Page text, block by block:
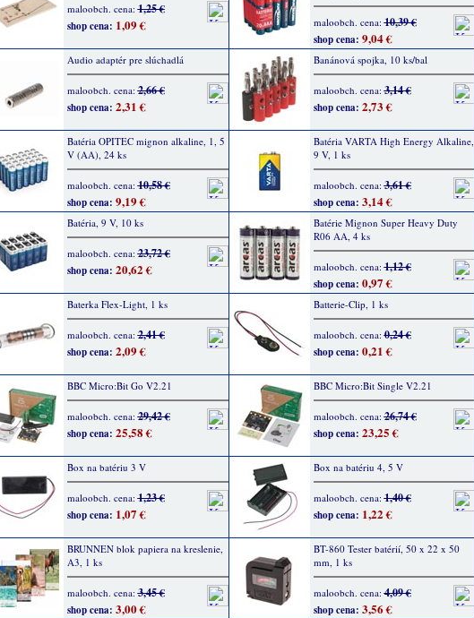
maloobch. cena:1,25 €
shop cena: 1,09 € maloobch. cena:10,39 €
shop cena: 9,04 €
Audio adaptér pre slúchadlá
maloobch. cena:2,66 €
shop cena: 2,31 €
Banánová spojka, 10 ks/bal
maloobch. cena:3,14 €
shop cena: 2,73 €
Batéria OPITEC mignon alkaline, 1, 5
V (AA), 24 ks
maloobch. cena:10,58 €
shop cena: 9,19 €
Batéria VARTA High Energy Alkaline,
9 V, 1 ks
maloobch. cena:3,61 €
shop cena: 3,14 €
Batéria, 9 V, 10 ks
maloobch. cena:23,72 €
shop cena: 20,62 €
Batérie Mignon Super Heavy Duty
R06 AA, 4 ks
maloobch. cena:1,12 €
shop cena: 0,97 €
Baterka Flex-Light, 1 ks
maloobch. cena:2,41 €
shop cena: 2,09 €
Batterie-Clip, 1 ks
maloobch. cena:0,24 €
shop cena: 0,21 €
BBC Micro:Bit Go V2.21
maloobch. cena:29,42 €
shop cena: 25,58 €
BBC Micro:Bit Single V2.21
maloobch. cena:26,74 €
shop cena: 23,25 €
Box na batériu 3 V
maloobch. cena:1,23 €
shop cena: 1,07 €
Box na batériu 4, 5 V
maloobch. cena:1,40 €
shop cena: 1,22 €
BRUNNEN blok papiera na kreslenie,
A3, 1 ks
maloobch. cena:3,45 €
shop cena: 3,00 €
BT-860 Tester batérií, 50 x 22 x 50
mm, 1 ks
maloobch. cena:4,09 €
shop cena: 3,56 €